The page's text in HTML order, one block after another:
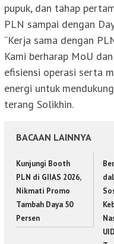
pupuk, dan tahap
PLN sampai dengan
“Kerja sama dengan
Kami berharap MoU
efisiensi operasi serta
energi untuk
terang Solikhin.
BACAAN LAINNYA
Kunjungi Booth
PLN di GIIAS 2026,
Nikmati Promo
Tambah Daya 50
Persen